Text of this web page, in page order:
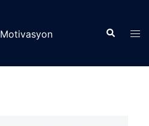
Search